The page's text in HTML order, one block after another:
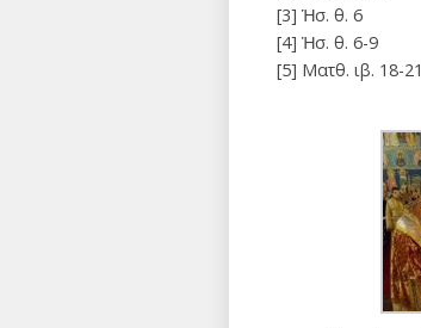
[3] Ἡσ. θ. 6
[4] Ἡσ. θ. 6-9
[5] Ματθ. ιβ. 18-21